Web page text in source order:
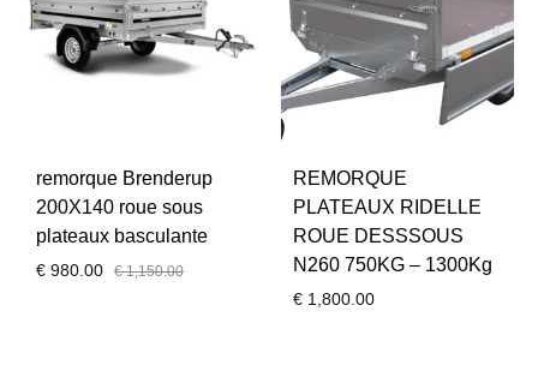
remorque Brenderup
200X140 roue sous
plateaux basculante
€ 980.00 €1,150.00
REMORQUE
PLATEAUX RIDELLE
ROUE DESSSOUS
N260 750KG – 1300Kg
€ 1,800.00